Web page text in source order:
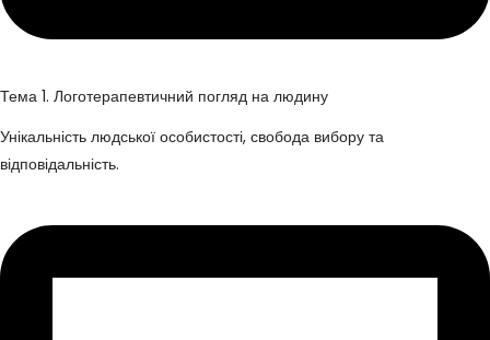
Тема 1. Логотерапевтичний погляд на людину
Унікальність людської особистості, свобода вибору та
відповідальність.